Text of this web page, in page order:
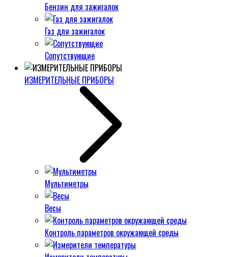
Бензин для зажигалок
Газ для зажигалок
Сопутствующие
ИЗМЕРИТЕЛЬНЫЕ ПРИБОРЫ
Мультиметры
Весы
Контроль параметров окружающей среды